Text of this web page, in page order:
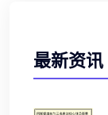
最新资讯